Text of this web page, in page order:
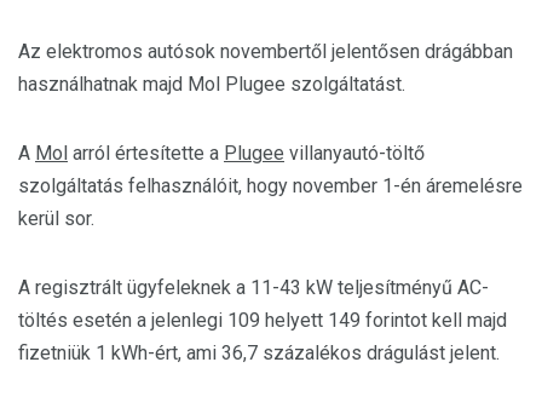
Az elektromos autósok novembertől jelentősen drágábban
használhatnak majd Mol Plugee szolgáltatást.
A Mol arról értesítette a Plugee villanyautó-töltő
szolgáltatás felhasználóit, hogy november 1-én áremelésre
kerül sor.
A regisztrált ügyfeleknek a 11-43 kW teljesítményű AC-
töltés esetén a jelenlegi 109 helyett 149 forintot kell majd
fizetniük 1 kWh-ért, ami 36,7 százalékos drágulást jelent.